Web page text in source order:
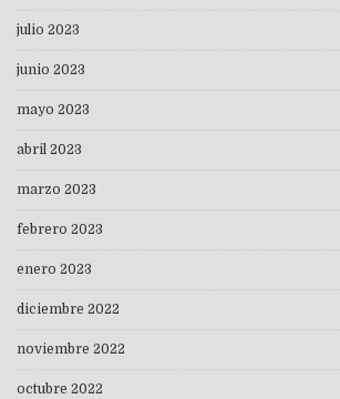
julio 2023
junio 2023
mayo 2023
abril 2023
marzo 2023
febrero 2023
enero 2023
diciembre 2022
noviembre 2022
octubre 2022